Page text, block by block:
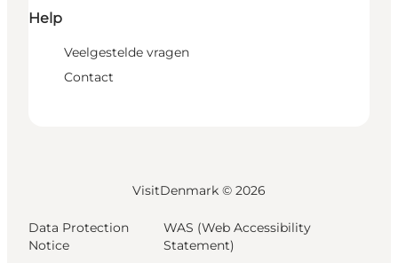
Help
Veelgestelde vragen
Contact
VisitDenmark © 2026
Data Protection
Notice
WAS (Web Accessibility
Statement)